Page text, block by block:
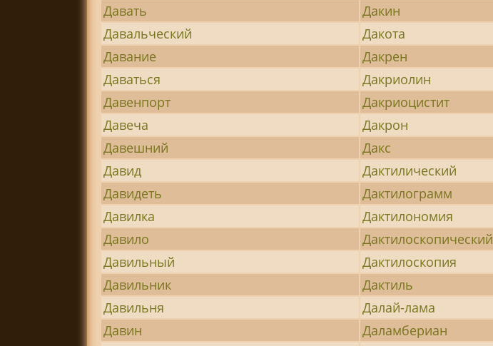
Давать
Дакин
Давальческий
Дакота
Давание
Дакрен
Даваться
Дакриолин
Давенпорт
Дакриоцистит
Давеча
Дакрон
Давешний
Дакс
Давид
Дактилический
Давидеть
Дактилограмм
Давилка
Дактилономия
Давило
Дактилоскопический
Давильный
Дактилоскопия
Давильник
Дактиль
Давильня
Далай-лама
Давин
Даламбериан